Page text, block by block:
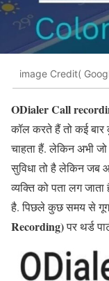
image Credit(
ODialer Call
कॉल करते हैं तो कई बार
चाहता हैं. लेकिन अभी जो
सुविधा तो है लेकिन जब
व्यक्ति को पता लग
है. पिछले कुछ समय से
Recording)पर थर्ड